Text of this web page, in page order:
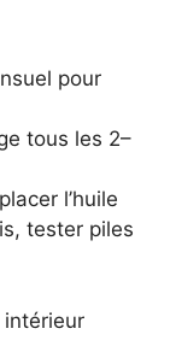
pour
tous les 2–
l’huile
tester piles
intérieur